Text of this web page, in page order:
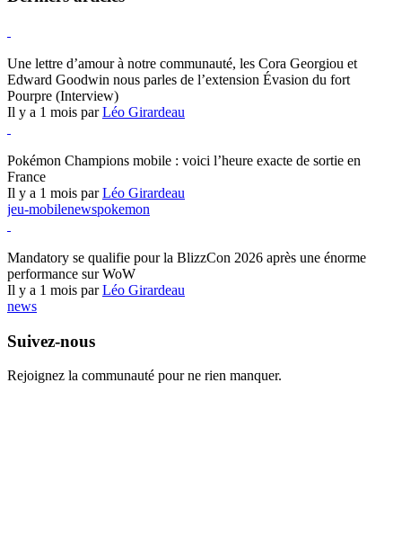
Une lettre d’amour à notre communauté, les Cora Georgiou et
Edward Goodwin nous parles de l’extension Évasion du fort
Pourpre (Interview)
Il y a 1 mois parLéo Girardeau
Pokémon Champions mobile : voici l’heure exacte de sortie en
France
Il y a 1 mois parLéo Girardeau
jeu-mobilenewspokemon
Mandatory se qualifie pour la BlizzCon 2026 après une énorme
performance sur WoW
Il y a 1 mois parLéo Girardeau
news
Suivez-nous
Rejoignez la communauté pour ne rien manquer.